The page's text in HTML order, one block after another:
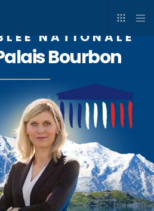
NATIONALE
Bourbon